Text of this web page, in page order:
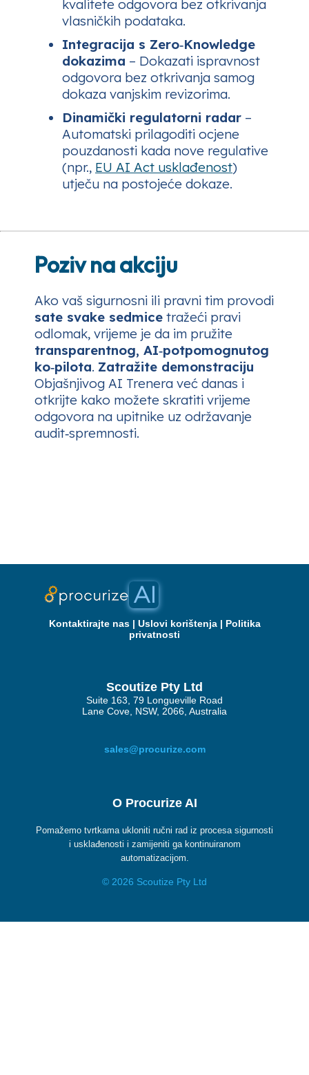
kvalitete odgovora bez otkrivanja
vlasničkih podataka.
Integracija s Zero‑Knowledge
dokazima – Dokazati ispravnost
odgovora bez otkrivanja samog
dokaza vanjskim revizorima.
Dinamički regulatorni radar –
Automatski prilagoditi ocjene
pouzdanosti kada nove regulative
(npr., EU AI Act usklađenost)
utječu na postojeće dokaze.
Poziv na akciju
Ako vaš sigurnosni ili pravni tim provodi
sate svake sedmice tražeći pravi
odlomak, vrijeme je da im pružite
transparentnog, AI‑potpomognutog
ko‑pilota. Zatražite demonstraciju
Objašnjivog AI Trenera već danas i
otkrijte kako možete skratiti vrijeme
odgovora na upitnike uz održavanje
audit‑spremnosti.
Kontaktirajte nas| Uslovi korištenja| Politika
privatnosti
Scoutize Pty Ltd
Suite 163, 79 Longueville Road
Lane Cove, NSW, 2066, Australia
sales@procurize.com
O Procurize AI
Pomažemo tvrtkama ukloniti ručni rad iz procesa sigurnosti
i usklađenosti i zamijeniti ga kontinuiranom
automatizacijom.
© 2026 Scoutize Pty Ltd